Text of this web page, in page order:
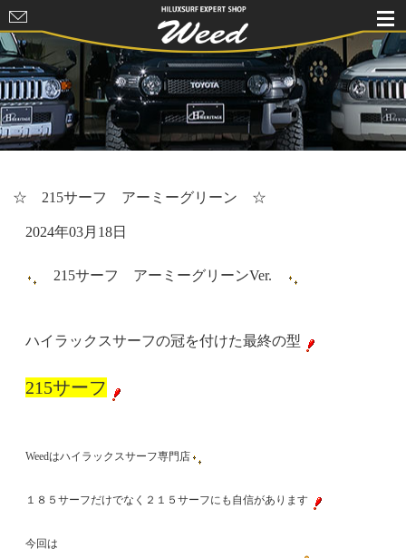
HILUXSURF
EXPERT
SHOP Weed
☆ 215サーフ アーミーグリーン ☆
2024年03月18日
215サーフ アーミーグリーンVer.
ハイラックスサーフの冠を付けた最終の型
215サーフ
Weedはハイラックスサーフ専門店
１８５サーフだけでなく２１５サーフにも自信があります
今回は